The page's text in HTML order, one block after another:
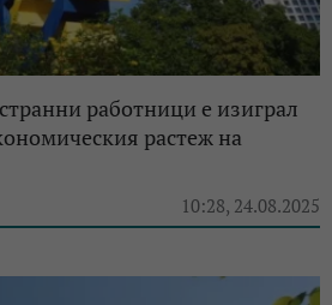
работници е изиграл
растеж на
10:28, 24.08.2025